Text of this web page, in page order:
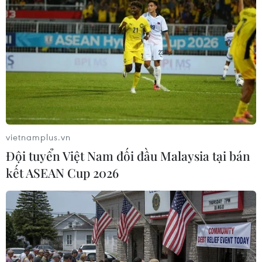
Hạn hán nghiêm trọng đe dọa "huyết
mạch" kinh tế châu Âu
07/08/2026 07:58
Xem thêm
CƠ QUAN CHỦ QUẢN: THÔNG TẤN XÃ VIỆT NAM
Tổng Biên tập: TRẦN TIẾN DUẨN
Phó Tổng Biên tập: NGUYỄN THỊ TÁM, KHÚC THANH
vietnamplus.vn
Đội tuyển Việt Nam đối đầu Malaysia tại bán
kết ASEAN Cup 2026